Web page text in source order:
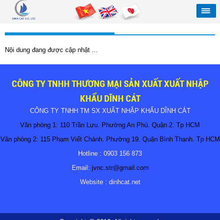
Nội dung đang được cập nhật ...
CÔNG TY TNHH THƯƠNG MẠI SẢN XUẤT XUẤT NHẬP
KHẨU DĨNH CÁT
CÔNG TY TNHH TM SX XUẤT NHẬP KHẨU DĨNH CÁT
Văn phòng 1: 110 Trần Lựu. Phường An Phú. Quận 2. Tp HCM
Văn phòng 2: 115 Phạm Viết Chánh. Phường 19. Quận Bình Thạnh. Tp HCM
Hotline : 0903 156 873
Email: jvnc.str@gmail.com
Website : dinhcat.net